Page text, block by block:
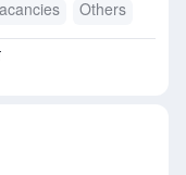
Others